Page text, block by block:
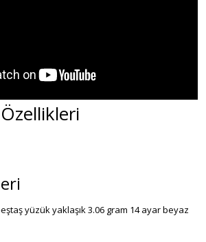
yüzük yaklaşık 3.06 gram 14 ayar beyaz